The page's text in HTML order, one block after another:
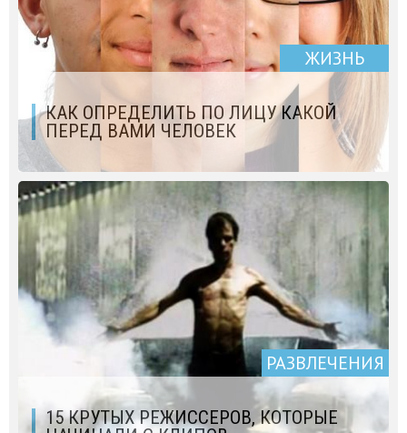
ЖИЗНЬ
КАК ОПРЕДЕЛИТЬ ПО ЛИЦУ КАКОЙ
ПЕРЕД ВАМИ ЧЕЛОВЕК
РАЗВЛЕЧЕНИЯ
15 КРУТЫХ РЕЖИССЕРОВ, КОТОРЫЕ